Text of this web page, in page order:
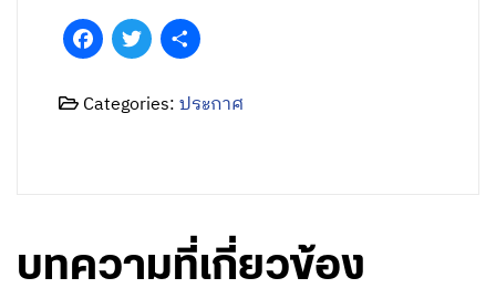
FacebookTwitter
Categories:ประกาศ
บทความที่เกี่ยวข้อง